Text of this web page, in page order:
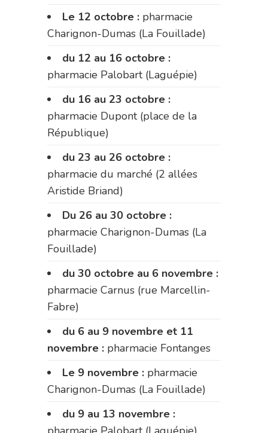
Le 12 octobre : pharmacie
Charignon-Dumas (La Fouillade)
du 12 au 16 octobre :
pharmacie Palobart (Laguépie)
du 16 au 23 octobre :
pharmacie Dupont (place de la
République)
du 23 au 26 octobre :
pharmacie du marché (2 allées
Aristide Briand)
Du 26 au 30 octobre :
pharmacie Charignon-Dumas (La
Fouillade)
du 30 octobre au 6 novembre :
pharmacie Carnus (rue Marcellin-
Fabre)
du 6 au 9 novembre et 11
novembre : pharmacie Fontanges
Le 9 novembre : pharmacie
Charignon-Dumas (La Fouillade)
du 9 au 13 novembre :